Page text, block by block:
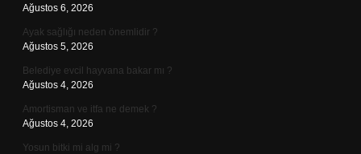
Ağustos 6, 2026
Ayak sağlığı neden önemlidir ?
Ağustos 5, 2026
Belediye evcil hayvana bakar mı ?
Ağustos 4, 2026
Amortisman ve itfa ne demek ?
Ağustos 4, 2026
Yosun bitki mi alg mi ?